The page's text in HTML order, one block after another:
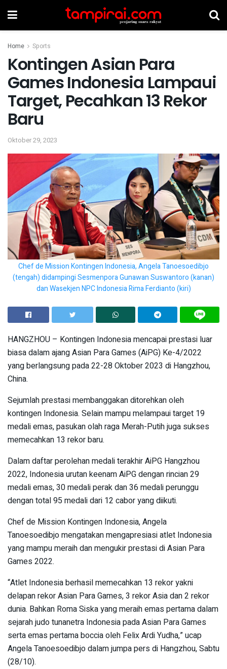
Home Sports
Kontingen Asian Para
Games Indonesia Lampaui
Target, Pecahkan 13 Rekor
Baru
Oktober 29, 2023
Chef de Mission Kontingen Indonesia, Angela Tanoesoedibjo
(tengah) didampingi Sesmenpora Gunawan Suswantoro (kanan)
dan Wasekjen NPC Indonesia Rima Ferdianto (kiri)
HANGZHOU – Kontingen Indonesia mencapai prestasi luar
biasa dalam ajang Asian Para Games (AiPG) Ke-4/2022
yang berlangsung pada 22-28 Oktober 2023 di Hangzhou,
China.
Sejumlah prestasi membanggakan ditorehkan oleh
kontingen Indonesia. Selain mampu melampaui target 19
medali emas, pasukan olah raga Merah-Putih juga sukses
memecahkan 13 rekor baru.
Dalam daftar perolehan medali terakhir AiPG Hangzhou
2022, Indonesia urutan keenam AiPG dengan rincian 29
medali emas, 30 medali perak dan 36 medali perunggu
dengan total 95 medali dari 12 cabor yang diikuti.
Chef de Mission Kontingen Indonesia, Angela
Tanoesoedibjo mengatakan mengapresiasi atlet Indonesia
yang mampu meraih dan mengukir prestasi di Asian Para
Games 2022.
“Atlet Indonesia berhasil memecahkan 13 rekor yakni
delapan rekor Asian Para Games, 3 rekor Asia dan 2 rekor
dunia. Bahkan Roma Siska yang meraih emas pertama dalam
sejarah judo tunanetra Indonesia pada Asian Para Games
serta emas pertama boccia oleh Felix Ardi Yudha,” ucap
Angela Tanoesoedibjo dalam jumpa pers di Hangzhou, Sabtu
(28/10).